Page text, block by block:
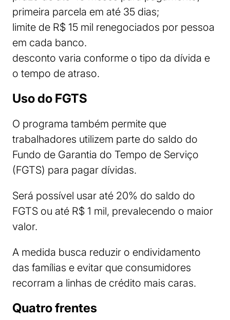
primeira parcela em até 35 dias;
limite de R$ 15 mil renegociados por pessoa
em cada banco.
desconto varia conforme o tipo da dívida e
o tempo de atraso.
Uso do FGTS
O programa também permite que
trabalhadores utilizem parte do saldo do
Fundo de Garantia do Tempo de Serviço
(FGTS) para pagar dívidas.
Será possível usar até 20% do saldo do
FGTS ou até R$ 1 mil, prevalecendo o maior
valor.
A medida busca reduzir o endividamento
das famílias e evitar que consumidores
recorram a linhas de crédito mais caras.
Quatro frentes